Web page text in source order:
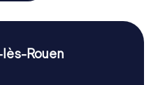
in questi luoghi e
nuovo.
Rouen